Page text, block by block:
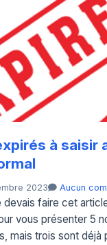
à saisir
2023 Aucun
devais faire cet
vous présenter 5
mais trois sont déjà